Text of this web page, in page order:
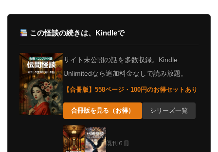
この怪談の続きは、Kindleで
サイト未公開の話を多数収録。Kindle
Unlimitedなら追加料金なしで読み放題。
【合冊版】558ページ・100円のお得セットあり
合冊版を見る（お得） シリーズ一覧
既刊６冊